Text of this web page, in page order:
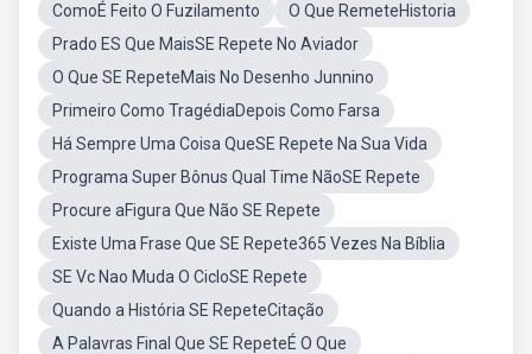
ComoÉ Feito O Fuzilamento
O Que RemeteHistoria
Prado ES Que MaisSE Repete No Aviador
O Que SE RepeteMais No Desenho Junnino
Primeiro Como TragédiaDepois Como Farsa
Há Sempre Uma Coisa QueSE Repete Na Sua Vida
Programa Super Bônus Qual Time NãoSE Repete
Procure aFigura Que Não SE Repete
Existe Uma Frase Que SE Repete365 Vezes Na Bíblia
SE Vc Nao Muda O CicloSE Repete
Quando a História SE RepeteCitação
A Palavras Final Que SE RepeteÉ O Que